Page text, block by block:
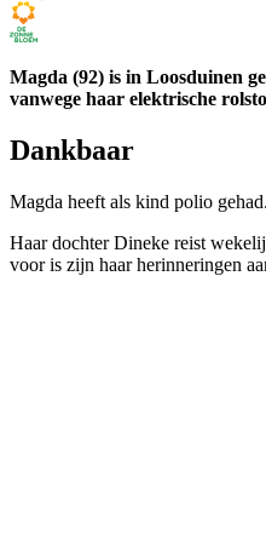
Magda (92) is in Loosduinen
vanwege haar elektrische
Dankbaar
Magda heeft als kind polio
Haar dochter Dineke reist
voor is zijn haar herinneringen